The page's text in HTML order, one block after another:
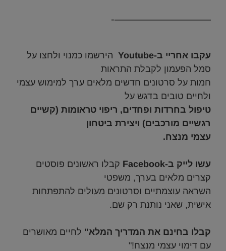
—–————————-
עקבו אחריי ב-Youtube
הירשמו כמנוי ולחצו על
סמל הפעמון לקבלת התראות
חמות על סרטונים חדשים מלאים ערך למימוש עצמי
ולחיים טובים בדגש על
טיפול בחרדות ופחדים, ריפוי טראומות (קשיים
רגשיים מורכבים) ויצירת ביטחון
עצמי מנצח.
עשו לייק ב-Facebook
קבלו ראשונים פוסטים
קצרים מלאים בערך, משפטי
השראה עוצמתיים וסרטונים מעולים להתפתחות
אישית, שאני נותנת רק שם.
קבלו בחינם את המדריך המלא" לחיים מאושרים
עם דימוי עצמי מנצח!"